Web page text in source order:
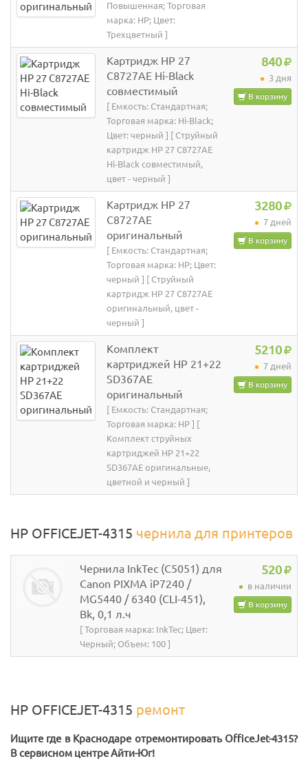
Повышенная; Торговая
марка: HP; Цвет:
Трехцветный ]
Картридж HP 27
C8727AE Hi-Black
совместимый
[ Емкость: Стандартная;
Торговая марка: Hi-Black;
Цвет: черный ] [ Струйный
картридж HP 27 C8727AE
Hi-Black совместимый,
цвет - черный ]
840
3 дня
В корзину
Картридж HP 27
C8727AE
оригинальный
[ Емкость: Стандартная;
Торговая марка: HP; Цвет:
черный ] [ Струйный
картридж HP 27 C8727AE
оригинальный, цвет -
черный ]
3280
7 дней
В корзину
Комплект
картриджей HP 21+22
SD367AE
оригинальный
[ Емкость: Стандартная;
Торговая марка: HP ] [
Комплект струйных
картриджей HP 21+22
SD367AE оригинальные,
цветной и черный ]
5210
7 дней
В корзину
HP OFFICEJET-4315 чернила для принтеров
Чернила InkTec (C5051) для
Canon PIXMA iP7240 /
MG5440 / 6340 (CLI-451),
Bk, 0,1 л.ч
[ Торговая марка: InkTec; Цвет:
Черный; Объем: 100 ]
520
в наличии
В корзину
HP OFFICEJET-4315 ремонт
Ищите где в Краснодаре отремонтировать OfficeJet-4315?
В сервисном центре Айти-Юг!